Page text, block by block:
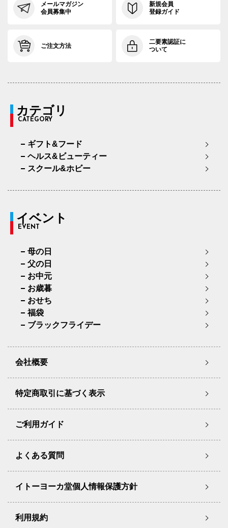
メールマガジン
会員募集中
新規会員
登録ガイド
ご注文方法
二要素認証に
ついて
カテゴリ
CATEGORY
ギフト&フード
ヘルス&ビューティー
スクール&ホビー
イベント
EVENT
母の日
父の日
お中元
お歳暮
おせち
福袋
ブラックフライデー
会社概要
特定商取引に基づく表示
ご利用ガイド
よくある質問
イトーヨーカ堂個人情報保護方針
利用規約